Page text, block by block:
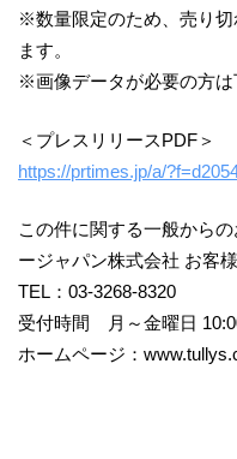
※数量限定のため、売り切
ます。
※画像データが必要の方は
＜プレスリリースPDF＞
https://prtimes.jp/a/
この件に関する一般から
ージャパン株式会社 お客
TEL：03-3268-8320
受付時間 月～金曜日
ホームページ：